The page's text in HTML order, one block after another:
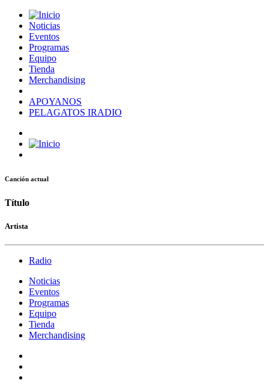
Noticias
Eventos
Programas
Equipo
Tienda
Merchandising
APOYANOS
PELAGATOS IRADIO
Canción actual
Título
Artista
Radio
Noticias
Eventos
Programas
Equipo
Tienda
Merchandising